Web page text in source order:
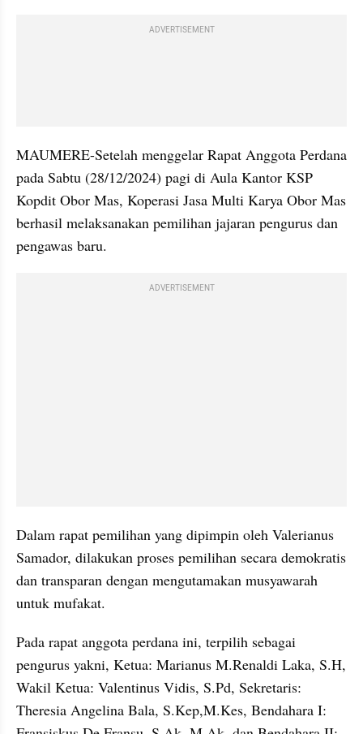
ADVERTISEMENT
MAUMERE-Setelah menggelar Rapat Anggota Perdana
pada Sabtu (28/12/2024) pagi di Aula Kantor KSP
Kopdit Obor Mas, Koperasi Jasa Multi Karya Obor Mas
berhasil melaksanakan pemilihan jajaran pengurus dan
pengawas baru.
ADVERTISEMENT
Dalam rapat pemilihan yang dipimpin oleh Valerianus
Samador, dilakukan proses pemilihan secara demokratis
dan transparan dengan mengutamakan musyawarah
untuk mufakat.
Pada rapat anggota perdana ini, terpilih sebagai
pengurus yakni, Ketua: Marianus M.Renaldi Laka, S.H,
Wakil Ketua: Valentinus Vidis, S.Pd, Sekretaris:
Theresia Angelina Bala, S.Kep,M.Kes, Bendahara I: